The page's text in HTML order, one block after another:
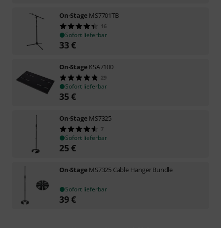
On-Stage MS7701TB
16
Sofort lieferbar
33€
On-Stage KSA7100
29
Sofort lieferbar
35€
On-Stage MS7325
7
Sofort lieferbar
25€
On-Stage MS7325 Cable Hanger Bundle
Sofort lieferbar
39€